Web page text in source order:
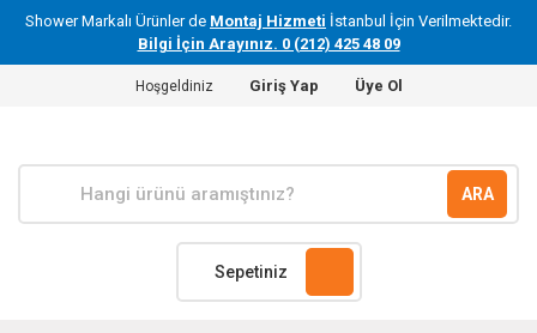
Shower Markalı Ürünler de Montaj Hizmeti İstanbul İçin Verilmektedir.
Bilgi İçin Arayınız. 0 (212) 425 48 09
Hoşgeldiniz Giriş Yap Üye Ol
ARA
Sepetiniz